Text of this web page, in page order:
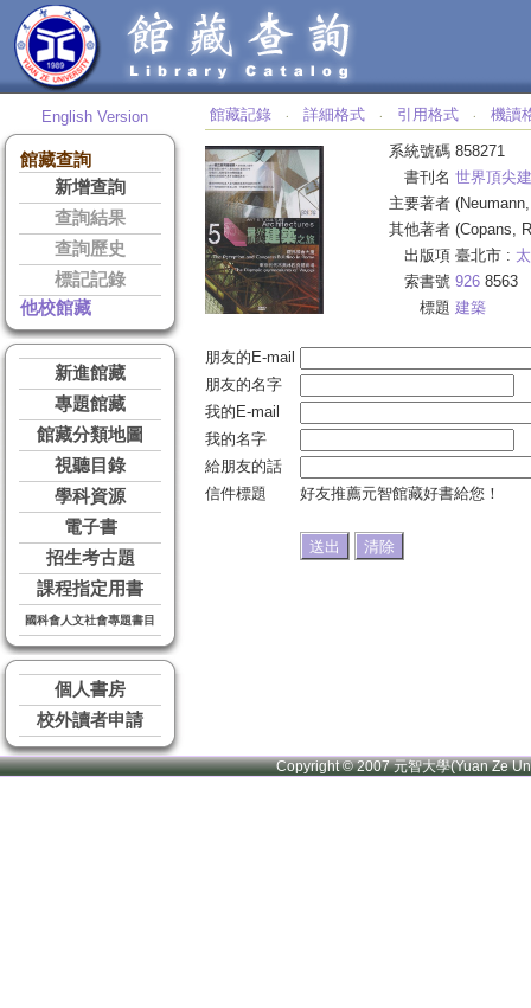
English Version
館藏查詢
新增查詢
查詢結果
查詢歷史
標記記錄
他校館藏
新進館藏
專題館藏
館藏分類地圖
視聽目錄
學科資源
電子書
招生考古題
課程指定用書
國科會人文社會專題書目
個人書房
校外讀者申請
館藏記錄 ‧ 詳細格式 ‧ 引用格式 ‧ 機讀
系統號碼 858271
書刊名 世界頂尖
主要著者
其他著者 (Copans,
出版項 臺北市 :
索書號 926 8563
標題 建築
朋友的E-mail
朋友的名字
我的E-mail
我的名字
給朋友的話
信件標題
好友推薦元智館藏好書給您！
Copyright © 2007 元智大學(Yuan Ze